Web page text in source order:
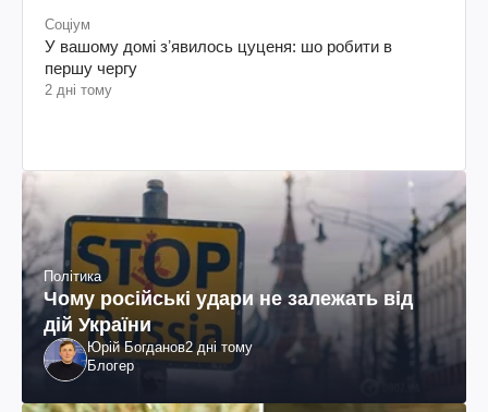
Соціум
У вашому домі зʼявилось цуценя: шо робити в
першу чергу
2 дні тому
Політика
Чому російські удари не залежать від
дій України
Юрій Богданов2 дні тому
Блогер